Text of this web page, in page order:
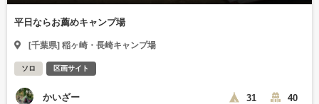
平日ならお薦めキャンプ場
[千葉県] 稲ヶ崎・長崎キャンプ場
ソロ 区画サイト
かいざー 31 40